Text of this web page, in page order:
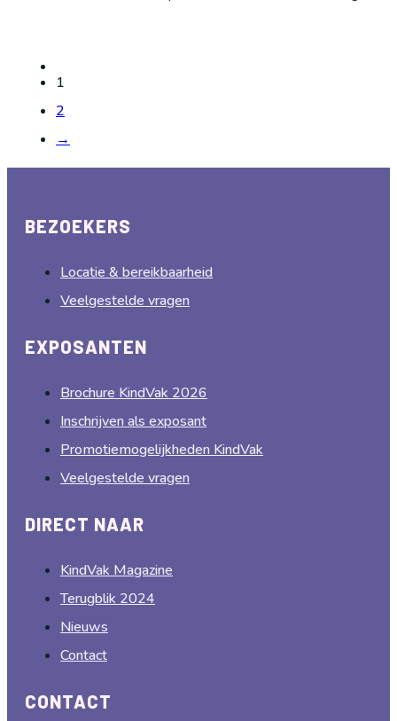
1
2
→
BEZOEKERS
Locatie & bereikbaarheid
Veelgestelde vragen
EXPOSANTEN
Brochure KindVak 2026
Inschrijven als exposant
Promotiemogelijkheden KindVak
Veelgestelde vragen
DIRECT NAAR
KindVak Magazine
Terugblik 2024
Nieuws
Contact
CONTACT